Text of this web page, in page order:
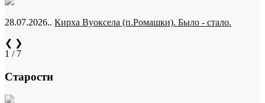
28.07.2026.. Кирха Вуоксела (п.Ромашки). Было - стало.
❮ ❯
1 / 7
Старости